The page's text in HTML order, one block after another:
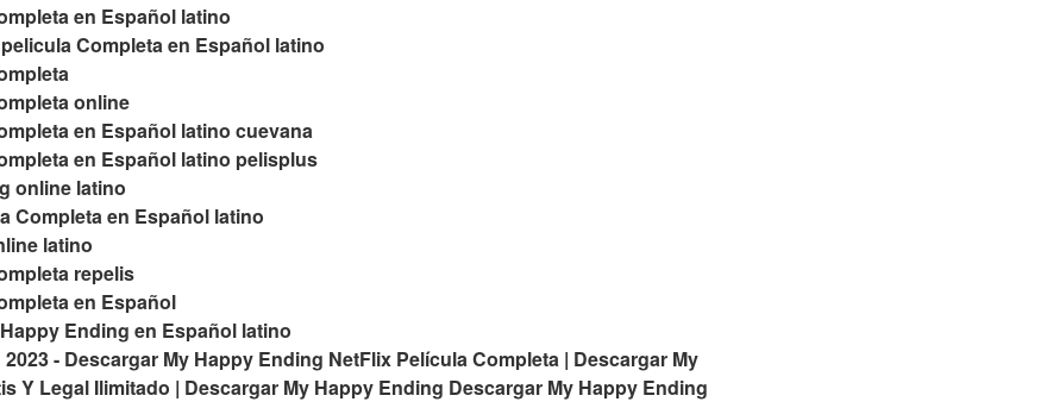
en Español latino
Completa en Español latino
online
en Español latino cuevana
en Español latino pelisplus
online latino
Completa en Español latino
latino
repelis
en Español
Ending en Español latino
- Descargar My Happy Ending NetFlix Película Completa | Descargar My
Y Legal Ilimitado | Descargar My Happy Ending Descargar My Happy Ending